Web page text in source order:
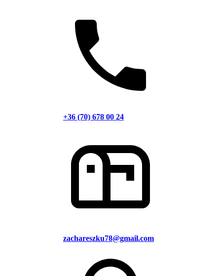
+36 (70) 678 00 24
zachareszku78@gmail.com